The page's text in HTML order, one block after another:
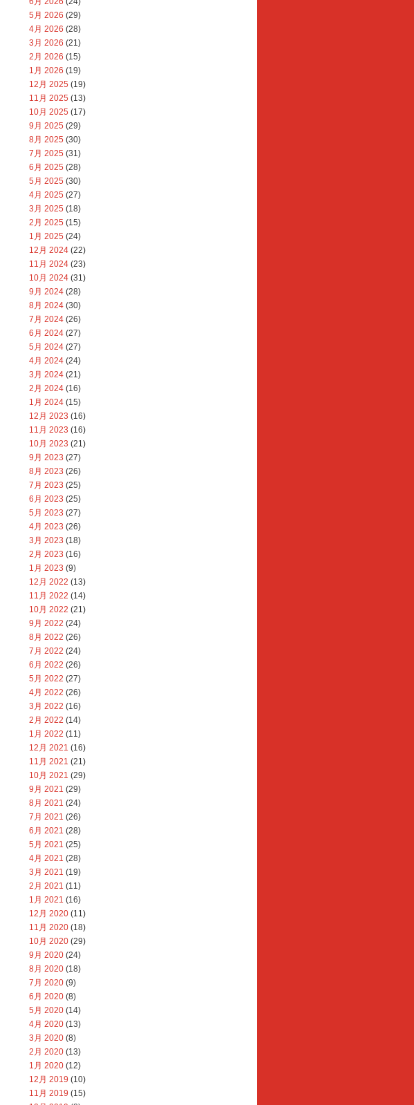
5月 2026 (29)
4月 2026 (28)
3月 2026 (21)
2月 2026 (15)
1月 2026 (19)
12月 2025 (19)
11月 2025 (13)
10月 2025 (17)
9月 2025 (29)
8月 2025 (30)
7月 2025 (31)
6月 2025 (28)
5月 2025 (30)
4月 2025 (27)
3月 2025 (18)
2月 2025 (15)
1月 2025 (24)
12月 2024 (22)
11月 2024 (23)
10月 2024 (31)
9月 2024 (28)
8月 2024 (30)
7月 2024 (26)
6月 2024 (27)
5月 2024 (27)
4月 2024 (24)
3月 2024 (21)
2月 2024 (16)
1月 2024 (15)
12月 2023 (16)
11月 2023 (16)
10月 2023 (21)
9月 2023 (27)
8月 2023 (26)
7月 2023 (25)
6月 2023 (25)
5月 2023 (27)
4月 2023 (26)
3月 2023 (18)
2月 2023 (16)
1月 2023 (9)
12月 2022 (13)
11月 2022 (14)
10月 2022 (21)
9月 2022 (24)
8月 2022 (26)
7月 2022 (24)
6月 2022 (26)
5月 2022 (27)
4月 2022 (26)
3月 2022 (16)
2月 2022 (14)
1月 2022 (11)
12月 2021 (16)
11月 2021 (21)
10月 2021 (29)
9月 2021 (29)
8月 2021 (24)
7月 2021 (26)
6月 2021 (28)
5月 2021 (25)
4月 2021 (28)
3月 2021 (19)
2月 2021 (11)
1月 2021 (16)
12月 2020 (11)
11月 2020 (18)
10月 2020 (29)
9月 2020 (24)
8月 2020 (18)
7月 2020 (9)
6月 2020 (8)
5月 2020 (14)
4月 2020 (13)
3月 2020 (8)
2月 2020 (13)
1月 2020 (12)
12月 2019 (10)
11月 2019 (15)